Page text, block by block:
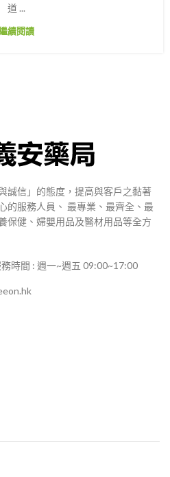
道 ...
續閱讀
誠信」的態度，提高與客戶之黏著
的服務人員、 最專業、最齊全、最
保健、婦嬰用品及醫材用品等全方
時間 : 週一~週五 09:00~17:00